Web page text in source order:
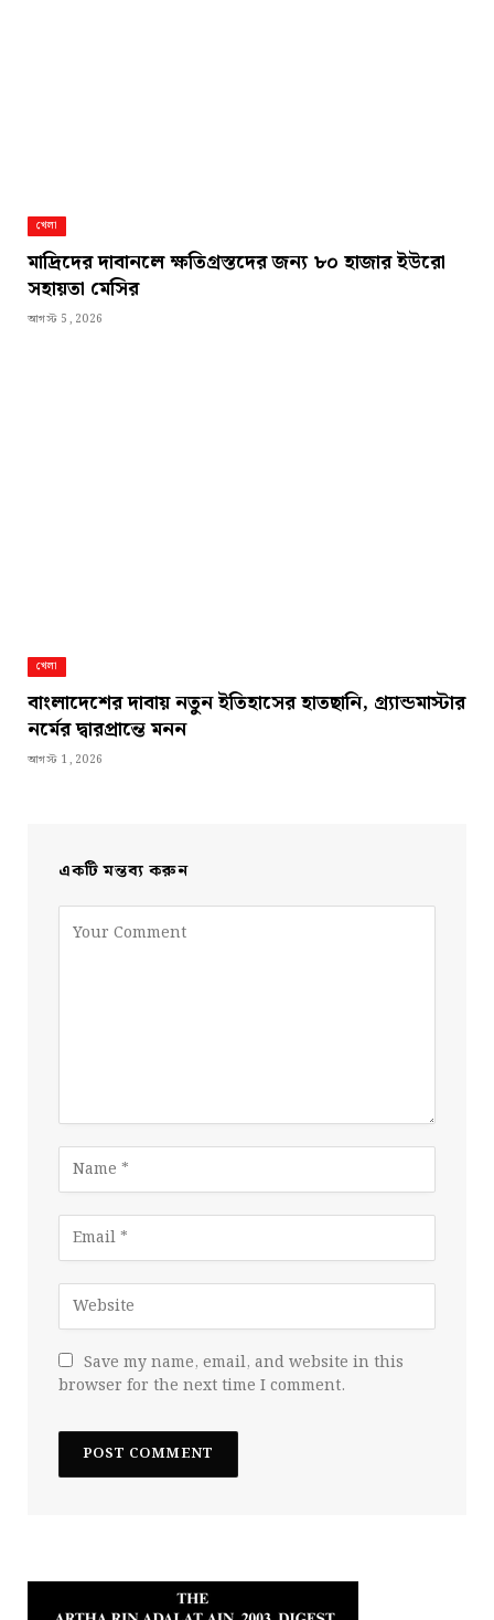
খেলা
মাদ্রিদের দাবানলে ক্ষতিগ্রস্তদের জন্য ৮০ হাজার ইউরো
সহায়তা মেসির
আগস্ট 5, 2026
খেলা
বাংলাদেশের দাবায় নতুন ইতিহাসের হাতছানি, গ্র্যান্ডমাস্টার
নর্মের দ্বারপ্রান্তে মনন
আগস্ট 1, 2026
একটি মন্তব্য করুন
Save my name, email, and website in this
browser for the next time I comment.